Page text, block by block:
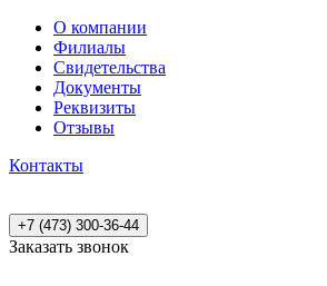
О компании
Филиалы
Свидетельства
Документы
Реквизиты
Отзывы
Контакты
+7 (473) 300-36-44
Заказать звонок